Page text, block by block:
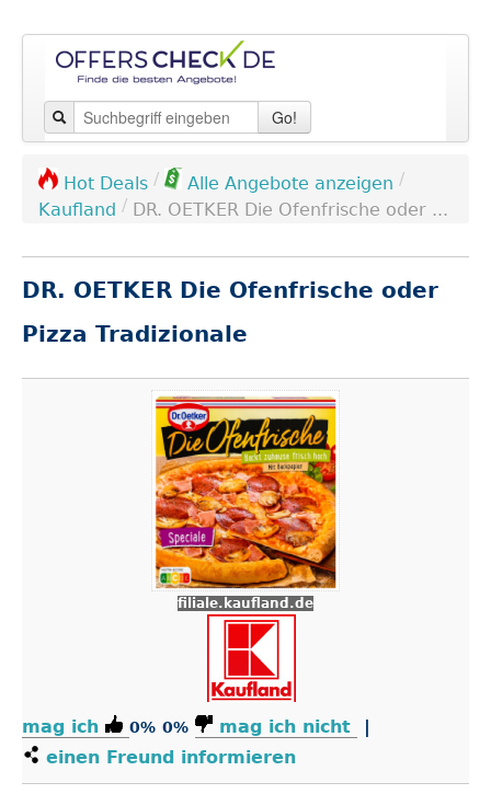
Go!
Hot Deals / Alle Angebote anzeigen /
Kaufland / DR. OETKER Die Ofenfrische oder ...
DR. OETKER Die Ofenfrische oder
Pizza Tradizionale
filiale.kaufland.de
mag ich 0% 0% mag ich nicht
einen Freund informieren